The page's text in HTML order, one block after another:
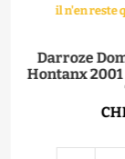
il n'en reste
Darroze
Hontanx 2001